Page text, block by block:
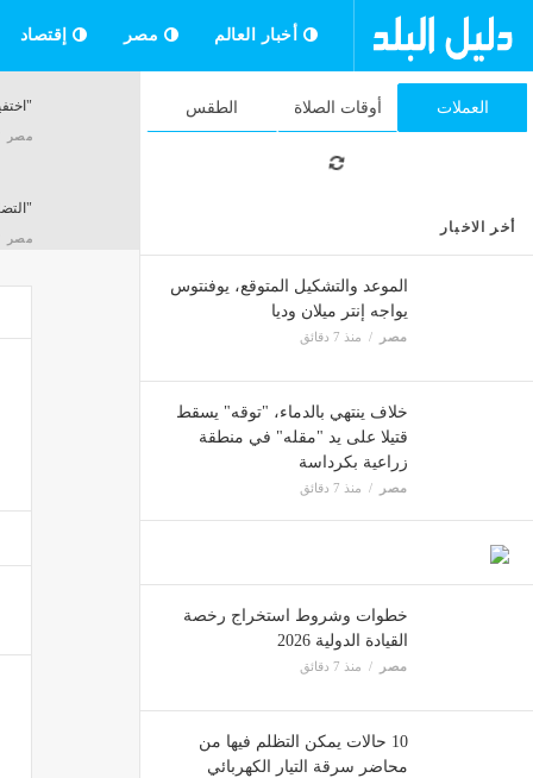
أخبار العالم مصر إقتصاد
العملات أوقات الصلاة الطقس
أخر الاخبار
الموعد والتشكيل المتوقع، يوفنتوس
يواجه إنتر ميلان وديا
مصر منذ 7 دقائق
خلاف ينتهي بالدماء، "توقه" يسقط
قتيلا على يد "مقله" في منطقة
زراعية بكرداسة
مصر منذ 7 دقائق
خطوات وشروط استخراج رخصة
القيادة الدولية 2026
مصر منذ 7 دقائق
10 حالات يمكن التظلم فيها من
محاضر سرقة التيار الكهربائي
مصر
كواليس